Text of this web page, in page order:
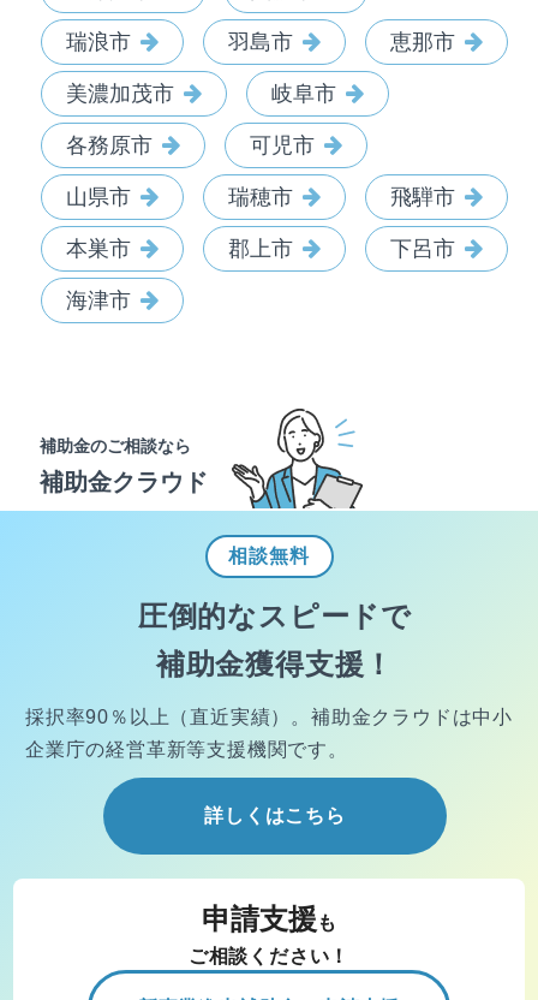
瑞浪市 羽島市 恵那市
美濃加茂市 岐阜市
各務原市 可児市
山県市 瑞穂市 飛騨市
本巣市 郡上市 下呂市
海津市
補助金のご相談なら
補助金クラウド
相談無料
圧倒的なスピードで
補助金獲得支援！
採択率90％以上（直近実績）。 補助金クラウドは中小
企業庁の経営革新等支援機関です。
詳しくはこちら
申請支援 も
ご相談ください！